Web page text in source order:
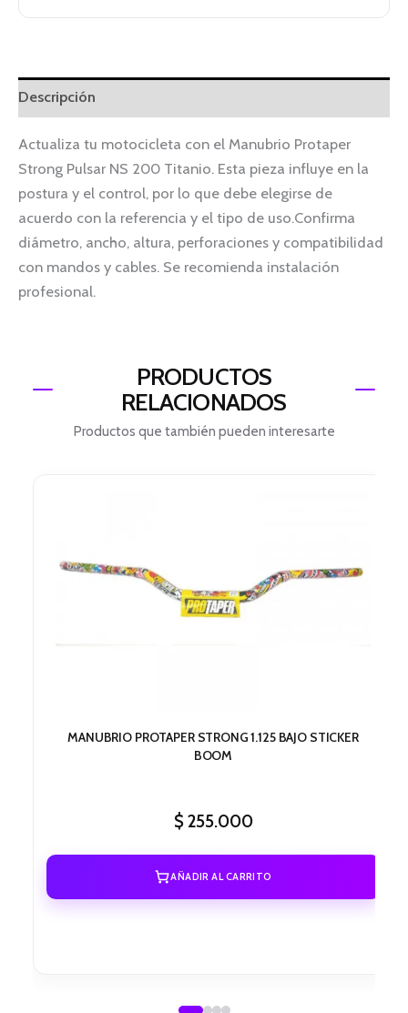
Descripción
Actualiza tu motocicleta con el Manubrio Protaper
Strong Pulsar NS 200 Titanio. Esta pieza influye en la
postura y el control, por lo que debe elegirse de
acuerdo con la referencia y el tipo de uso.Confirma
diámetro, ancho, altura, perforaciones y compatibilidad
con mandos y cables. Se recomienda instalación
profesional.
PRODUCTOS
RELACIONADOS
Productos que también pueden interesarte
MANUBRIO PROTAPER STRONG 1.125 BAJO STICKER
BOOM
$255.000
AÑADIR AL CARRITO